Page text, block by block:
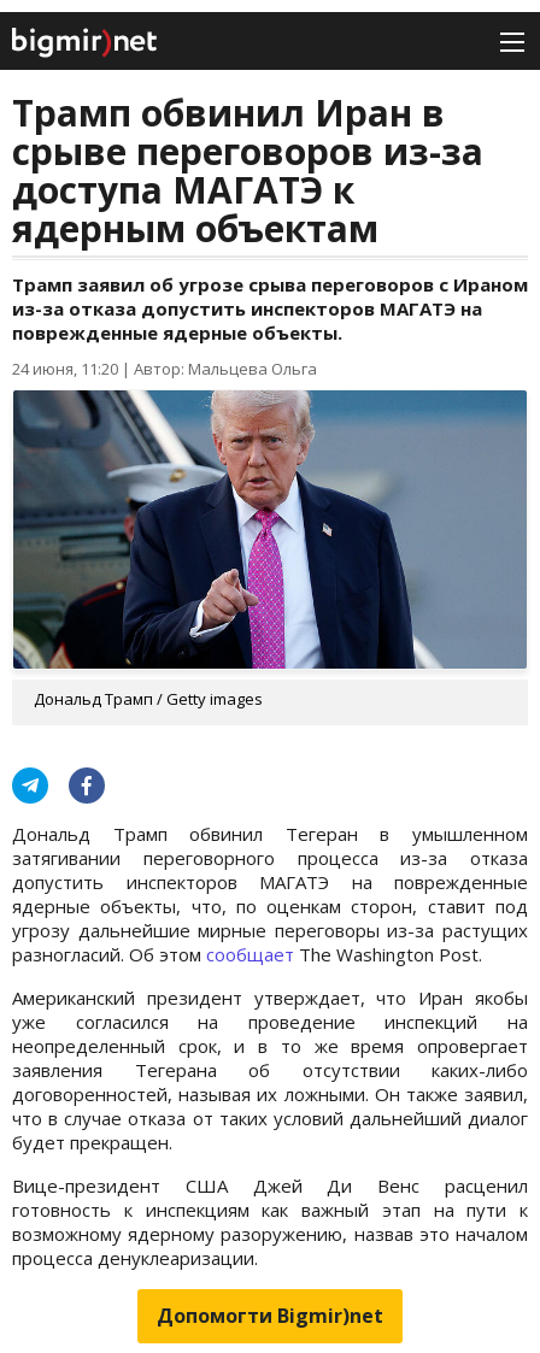
Трамп обвинил Иран в
срыве переговоров из-за
доступа МАГАТЭ к
ядерным объектам
Трамп заявил об угрозе срыва переговоров с Ираном
из-за отказа допустить инспекторов МАГАТЭ на
поврежденные ядерные объекты.
24 июня, 11:20 | Автор: Мальцева Ольга
Дональд Трамп / Getty images
Дональд Трамп обвинил Тегеран в умышленном
затягивании переговорного процесса из-за отказа
допустить инспекторов МАГАТЭ на поврежденные
ядерные объекты, что, по оценкам сторон, ставит под
угрозу дальнейшие мирные переговоры из-за растущих
разногласий. Об этом сообщает The Washington Post.
Американский президент утверждает, что Иран якобы
уже согласился на проведение инспекций на
неопределенный срок, и в то же время опровергает
заявления Тегерана об отсутствии каких-либо
договоренностей, называя их ложными. Он также заявил,
что в случае отказа от таких условий дальнейший диалог
будет прекращен.
Вице-президент США Джей Ди Венс расценил
готовность к инспекциям как важный этап на пути к
возможному ядерному разоружению, назвав это началом
процесса денуклеаризации.
Допомогти Bigmir)net